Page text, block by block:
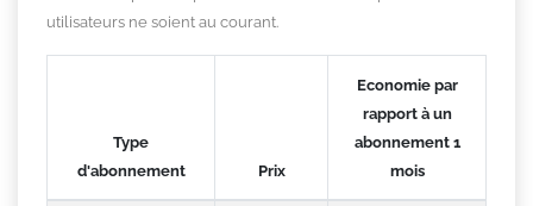
utilisateurs ne soient au courant.
Type
d'abonnement
Prix
Economie par
rapport à un
abonnement 1
mois